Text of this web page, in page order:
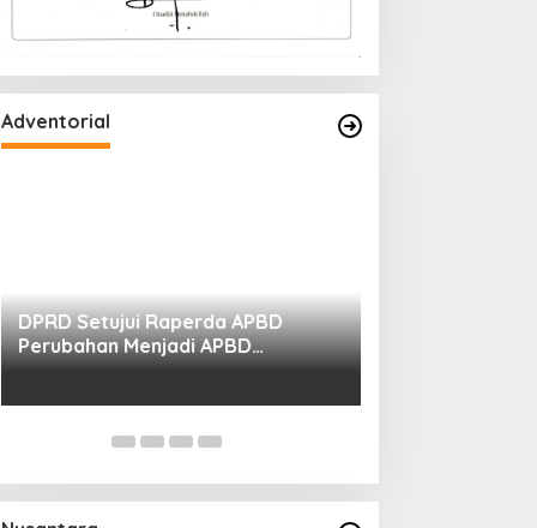
Adventorial
DPRD Setujui Raperda APBD
Perubahan Menjadi APBD
Perubahan